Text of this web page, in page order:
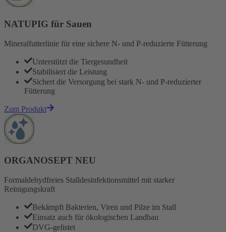
NATUPIG für Sauen
Mineralfutterlinie für eine sichere N- und P-reduzierte Fütterung
Unterstützt die Tiergesundheit
Stabilisiert die Leistung
Sichert die Versorgung bei stark N- und P-reduzierter
Fütterung
Zum Produkt
ORGANOSEPT NEU
Formaldehydfreies Stalldesinfektionsmittel mit starker
Reinigungskraft
Bekämpft Bakterien, Viren und Pilze im Stall
Einsatz auch für ökologischen Landbau
DVG-gelistet